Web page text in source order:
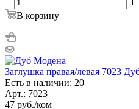
В корзину
Заглушка правая/левая 7023
Есть в наличии: 20
Арт.: 7023
47 руб./ком